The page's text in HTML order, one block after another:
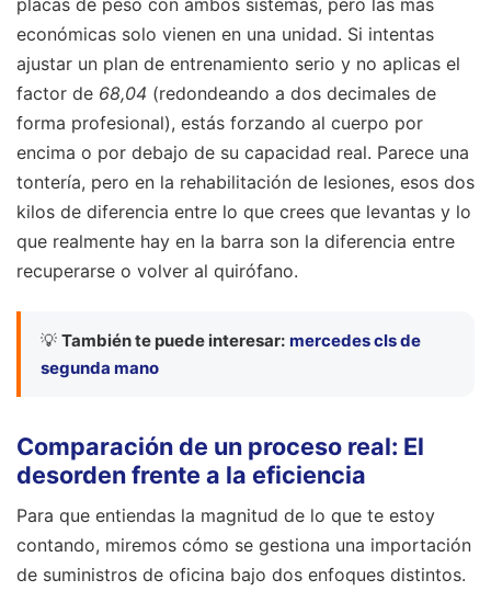
placas de peso con ambos sistemas, pero las más
económicas solo vienen en una unidad. Si intentas
ajustar un plan de entrenamiento serio y no aplicas el
factor de 68,04 (redondeando a dos decimales de
forma profesional), estás forzando al cuerpo por
encima o por debajo de su capacidad real. Parece una
tontería, pero en la rehabilitación de lesiones, esos dos
kilos de diferencia entre lo que crees que levantas y lo
que realmente hay en la barra son la diferencia entre
recuperarse o volver al quirófano.
💡 También te puede interesar: mercedes cls de
segunda mano
Comparación de un proceso real: El
desorden frente a la eficiencia
Para que entiendas la magnitud de lo que te estoy
contando, miremos cómo se gestiona una importación
de suministros de oficina bajo dos enfoques distintos.